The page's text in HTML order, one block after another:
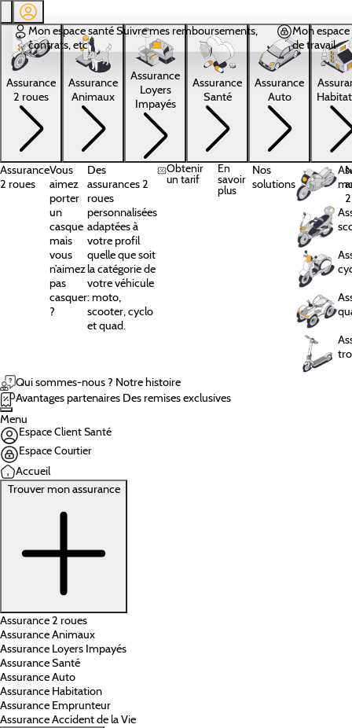
Aller au contenu principal
Mon espace santéSuivre mes remboursements,
contrats, etc
Mon
de travail
Assurance
2 roues
Assurance
Animaux
Assurance
Loyers
Impayés
Assurance
Santé
Assurance
Auto
Assurance
2 roues
Vous
aimez
porter
un
casque
mais
vous
n’aimez
pas
casquer
?
Des
assurances 2
roues
personnalisées
adaptées à
votre profil
quelle que soit
la catégorie de
votre véhicule
: moto,
scooter, cyclo
et quad.
Obtenir
un tarif
En
savoir
plus
Nos
solutions
Qui sommes-nous ? Notre histoire
Avantages partenaires Des remises exclusives
Menu
Espace Client Santé
Espace Courtier
Accueil
Trouver mon assurance
Assurance 2 roues
Assurance Animaux
Assurance Loyers Impayés
Assurance Santé
Assurance Auto
Assurance Habitation
Assurance Emprunteur
Assurance Accident de la Vie